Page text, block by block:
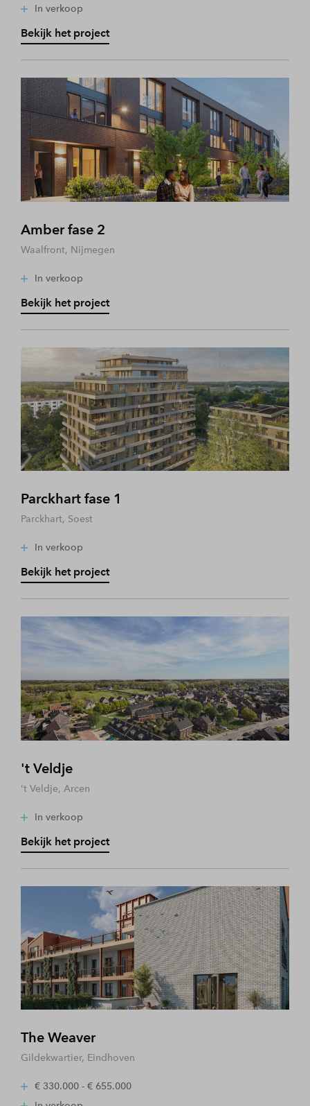
In verkoop
Bekijk het project
Amber fase 2
Waalfront, Nijmegen
In verkoop
Bekijk het project
Parckhart fase 1
Parckhart, Soest
In verkoop
Bekijk het project
't Veldje
't Veldje, Arcen
In verkoop
Bekijk het project
The Weaver
Gildekwartier, Eindhoven
€ 330.000 - € 655.000